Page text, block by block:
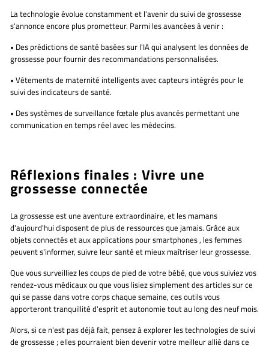
La technologie évolue constamment et l'avenir du suivi de grossesse
s'annonce encore plus prometteur. Parmi les avancées à venir :
• Des prédictions de santé basées sur l'IAqui analysent les données de
grossesse pour fournir des recommandations personnalisées.
• Vêtements de maternité intelligentsavec capteurs intégrés pour le
suivi des indicateurs de santé.
• Des systèmes de surveillance fœtale plus avancés permettant une
communication en temps réel avec les médecins.
Réflexions finales : Vivre une
grossesse connectée
La grossesse est une aventure extraordinaire, et les mamans
d'aujourd'hui disposent de plus de ressources que jamais. Grâce aux
objets connectés et aux applications pour smartphones, les femmes
peuvent s'informer, suivre leur santé et mieux maîtriser leur grossesse.
Que vous surveilliez les coups de pied de votre bébé, que vous suiviez vos
rendez-vous médicaux ou que vous lisiez simplement des articles sur ce
qui se passe dans votre corps chaque semaine, ces outils vous
apporteronttranquillité d'esprit et autonomie tout au long des neuf mois.
Alors, si ce n'est pas déjà fait, pensez à explorer les technologies de suivi
de grossesse ; elles pourraient bien devenir votre meilleur allié dans ce